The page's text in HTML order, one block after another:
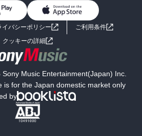
男子向けラノベ
小説
海外小説
SF
文学
お問い合わせ
イバシーポリシー
ご利用条件
クッキーの詳細
Music Entertainment(Japan) Inc.
is for the Japan domestic market only
by